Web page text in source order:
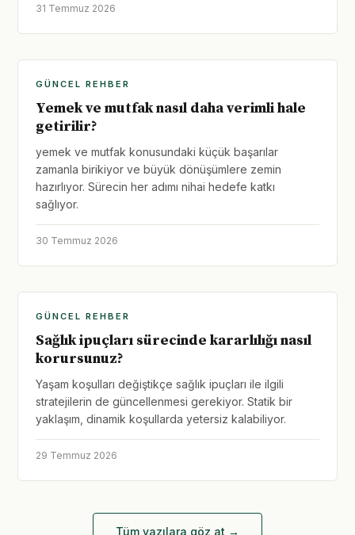
31 Temmuz 2026
GÜNCEL REHBER
Yemek ve mutfak nasıl daha verimli hale
getirilir?
yemek ve mutfak konusundaki küçük başarılar
zamanla birikiyor ve büyük dönüşümlere zemin
hazırlıyor. Sürecin her adımı nihai hedefe katkı
sağlıyor.
30 Temmuz 2026
GÜNCEL REHBER
Sağlık ipuçları sürecinde kararlılığı nasıl
korursunuz?
Yaşam koşulları değiştikçe sağlık ipuçları ile ilgili
stratejilerin de güncellenmesi gerekiyor. Statik bir
yaklaşım, dinamik koşullarda yetersiz kalabiliyor.
29 Temmuz 2026
Tüm yazılara göz at →